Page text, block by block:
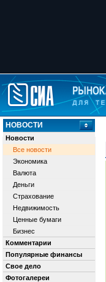
НОВОСТИ
Новости
Все новости
Экономика
Валюта
Деньги
Страхование
Недвижимость
Ценные бумаги
Бизнес
Комментарии
Популярные финансы
Свое дело
Фотогалереи